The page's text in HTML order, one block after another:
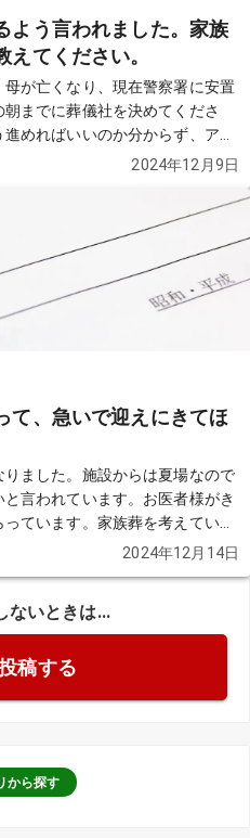
よう言われました。家族
てください。
が亡くなり、現在警察署に安置
までに葬儀社を決めてくださ
めればいいのか分からず、アド
望しています。 葬儀費用の目安や
いて知りたいです。 警察でかか
ださい。 また、南警察署からの
るかも気になります。葬儀を行う
すが、この場所やプランについ
す。よろしくお願いいたしま
2024年12月9日
て、急いで迎えにきてほ
ました。施設からは夏場なので
言われています。お医者様がき
ています。家族葬を考えている
も教えていただければと思いま
2024年12月14日
ないときは...
稿する
から探す